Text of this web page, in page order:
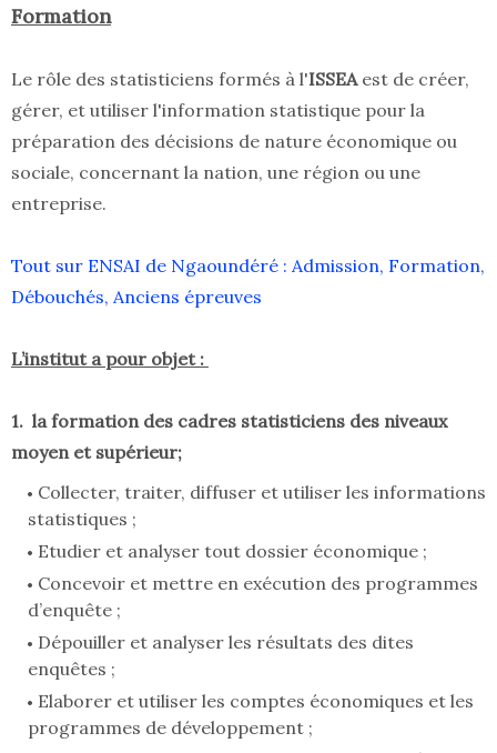
Formation
Le rôle des statisticiens formés à l'ISSEAest de créer,
gérer, et utiliser l'information statistique pour la
préparation des décisions de nature économique ou
sociale, concernant la nation, une région ou une
entreprise.
Tout sur ENSAI de Ngaoundéré : Admission, Formation,
Débouchés, Anciens épreuves
L’institut a pour objet :
1. la formation des cadres statisticiens des niveaux
moyen et supérieur;
Collecter, traiter, diffuser et utiliser les informations
statistiques ;
Etudier et analyser tout dossier économique ;
Concevoir et mettre en exécution des programmes
d’enquête ;
Dépouiller et analyser les résultats des dites
enquêtes ;
Elaborer et utiliser les comptes économiques et les
programmes de développement ;